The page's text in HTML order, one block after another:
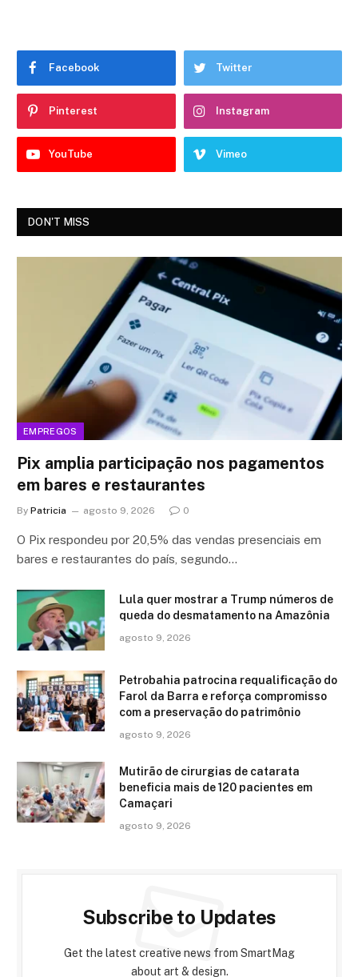
Facebook Twitter
Pinterest Instagram
YouTube Vimeo
DON'T MISS
EMPREGOS
Pix amplia participação nos pagamentos
em bares e restaurantes
By Patricia agosto 9, 2026 0
O Pix respondeu por 20,5% das vendas presenciais em
bares e restaurantes do país, segundo…
Lula quer mostrar a Trump números de
queda do desmatamento na Amazônia
agosto 9, 2026
Petrobahia patrocina requalificação do
Farol da Barra e reforça compromisso
com a preservação do patrimônio
agosto 9, 2026
Mutirão de cirurgias de catarata
beneficia mais de 120 pacientes em
Camaçari
agosto 9, 2026
Subscribe to Updates
Get the latest creative news from SmartMag
about art & design.